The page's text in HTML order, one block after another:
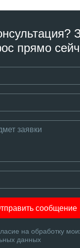
прямо
сообщение
на обработку
данных